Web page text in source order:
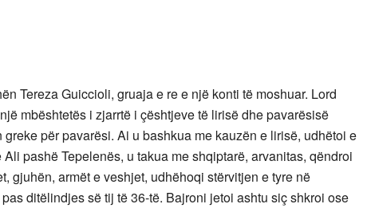
Tereza Guiccioli, gruaja e re e një konti të moshuar. Lord
mbështetës i zjarrtë i çështjeve të lirisë dhe pavarësisë
për pavarësi. Ai u bashkua me kauzën e lirisë, udhëtoi e
pashë Tepelenës, u takua me shqiptarë, arvanitas, qëndroi
gjuhën, armët e veshjet, udhëhoqi stërvitjen e tyre në
ditëlindjes së tij të 36-të. Bajroni jetoi ashtu siç shkroi ose